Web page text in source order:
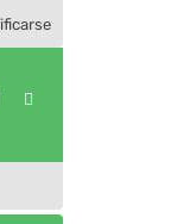
Buscar